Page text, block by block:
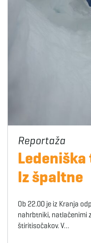
Iz špaltne
Ob 22.00 je iz Kranja
nahrbtniki, natlačenimi
štiritisočakov. V…